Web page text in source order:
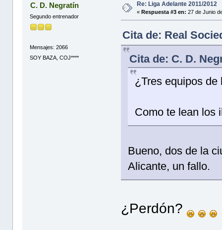
C. D. Negratín
Segundo entrenador
Mensajes: 2066
SOY BAZA, COJ****
Re: Liga Adelante 2011/2012
« Respuesta #3 en: 27 de Junio
Cita de: Real
Cita de: C. D.
¿Tres equipos
Como te lean los
Bueno, dos de la
Alicante, un fallo.
¿Perdón?